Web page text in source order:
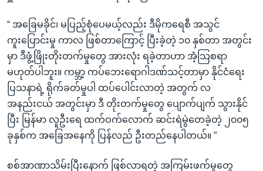
“ အခြေမခိုင်၊ မပြည့်စုံပေမယ့်လည်း ဒီမိုကရေစီ အသွင်
ကူးပြောင်းမှု ကာလ ဖြစ်တာကြောင့် ပြီးခဲ့တဲ့ ၁၀ နှစ်တာ အတွင်း
မှာ ဒီဖွံ့ဖြိုးတိုးတက်မှုတွေ အားလုံး ရခဲ့တာဟာ အံ့သြစရာ
မဟုတ်ပါဘူး။ ကမ္ဘာ့ ကပ်ဘေးရောဂါဒဏ်သင့်တာမှာ နိုင်ငံရေး
ပြသနာရဲ့ ရိုက်ခတ်မှုပါ ထပ်ပေါင်းလာတဲ့ အတွက် လ
အနည်းငယ် အတွင်းမှာ ဒီ တိုးတက်မှုတွေ ပျောက်ပျက် သွားနိုင်
ပြီး မြန်မာ လူဦးရေ ထက်ဝက်လောက် ဆင်းရဲမွဲတေခဲ့တဲ့ ၂၀၀၅
ခုနှစ်က အခြေအနေကို ပြန်လည် ဦးတည်နေပါတယ်။ ”
စစ်အာဏာသိမ်းပြီးနောက် ဖြစ်လာရတဲ့ အကြမ်းဖက်မှုတွေ